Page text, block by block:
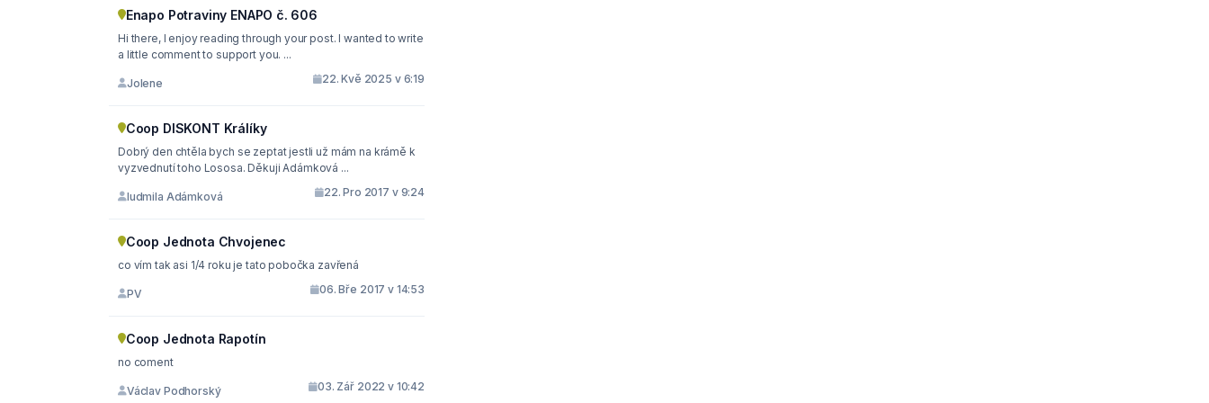
Enapo Potraviny ENAPO č. 606
Hi there, I enjoy reading through your post. I wanted to write
a little comment to support you. ...
Jolene 22. Kvě 2025 v 6:19
Coop DISKONT Králíky
Dobrý den chtěla bych se zeptat jestli už mám na krámě k
vyzvednutí toho Lososa. Děkuji Adámková ...
ludmila Adámková 22. Pro 2017 v 9:24
Coop Jednota Chvojenec
co vím tak asi 1/4 roku je tato pobočka zavřená
PV 06. Bře 2017 v 14:53
Coop Jednota Rapotín
no coment
Václav Podhorský 03. Zář 2022 v 10:42